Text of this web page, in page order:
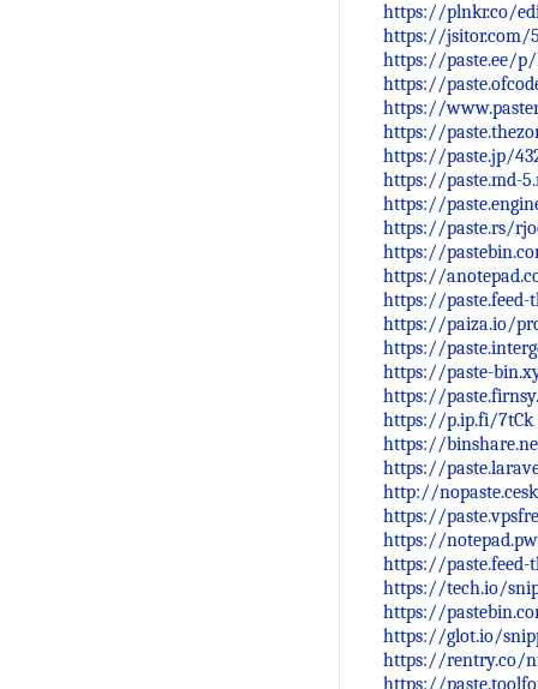
https://plnkr.co/
https://jsitor.com/
https://paste.ee/p/
https://
https://
https://
https://paste.jp/
https://paste.md-
https://
https://paste.rs/
https://
https://
https://paste.feed-
https://paiza.io/
https://
https://paste-
https://
https://p.ip.fi/7tCk
https://
https://
http://
https://
https://
https://paste.feed-
https://tech.io/
https://
https://glot.io/
https://rentry.co/
https://